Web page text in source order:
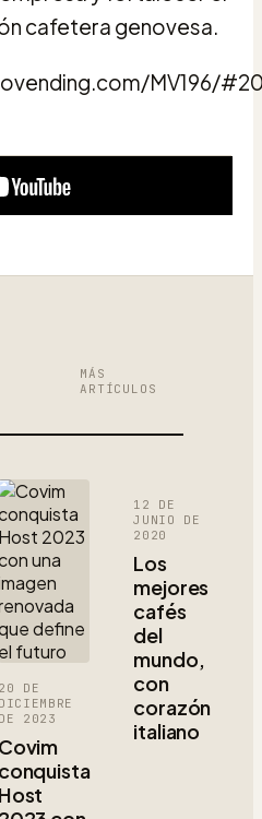
cafetera genovesa.
MV196/
MÁS
ARTÍCULOS
20 DE
DICIEMBRE
DE 2023
Covim
conquista
Host
12 DE
JUNIO DE
2020
Los
mejores
cafés
del
mundo,
con
corazón
italiano